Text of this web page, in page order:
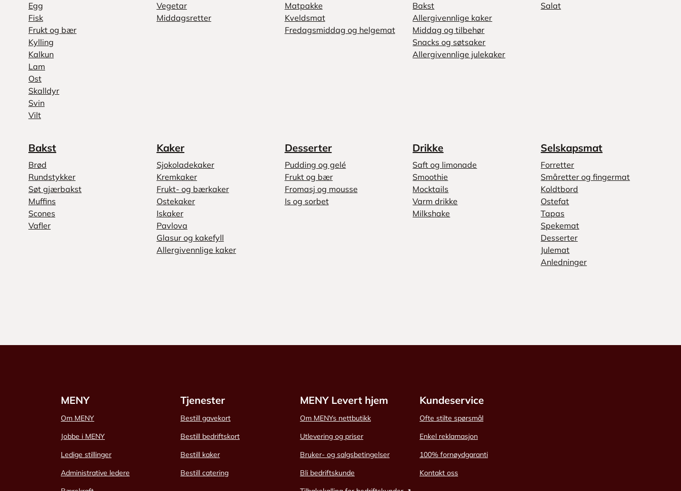
Egg
Fisk
Frukt og bær
Kylling
Kalkun
Lam
Ost
Skalldyr
Svin
Vilt
Vegetar
Middagsretter
Matpakke
Kveldsmat
Fredagsmiddag og helgemat
Bakst
Allergivennlige kaker
Middag og tilbehør
Snacks og søtsaker
Allergivennlige julekaker
Salat
Bakst
Brød
Rundstykker
Søt gjærbakst
Muffins
Scones
Vafler
Kaker
Sjokoladekaker
Kremkaker
Frukt- og bærkaker
Ostekaker
Iskaker
Pavlova
Glasur og kakefyll
Allergivennlige kaker
Desserter
Pudding og gelé
Frukt og bær
Fromasj og mousse
Is og sorbet
Drikke
Saft og limonade
Smoothie
Mocktails
Varm drikke
Milkshake
Selskapsmat
Forretter
Småretter og fingermat
Koldtbord
Ostefat
Tapas
Spekemat
Desserter
Julemat
Anledninger
MENY
Om MENY
Jobbe i MENY
Ledige stillinger
Administrative ledere
Tjenester
Bestill gavekort
Bestill bedriftskort
Bestill kaker
Bestill catering
MENY Levert hjem
Om MENYs nettbutikk
Utlevering og priser
Bruker- og salgsbetingelser
Bli bedriftskunde
Kundeservice
Ofte stilte spørsmål
Enkel reklamasjon
100% fornøydgaranti
Kontakt oss